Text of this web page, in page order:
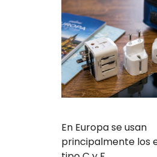
En Europa se usan
principalmente los